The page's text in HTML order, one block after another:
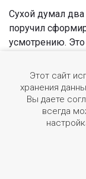
Сухой думал два
поручил
усмотрению.
МАИ».
Эксперимент с
специалистов
творчески
проекты
штурмовика Су-
Этот сайт
хранения
Вы даете
всегда